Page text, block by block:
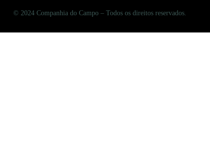
© 2024 Companhia do Campo – Todos os direitos reservados.